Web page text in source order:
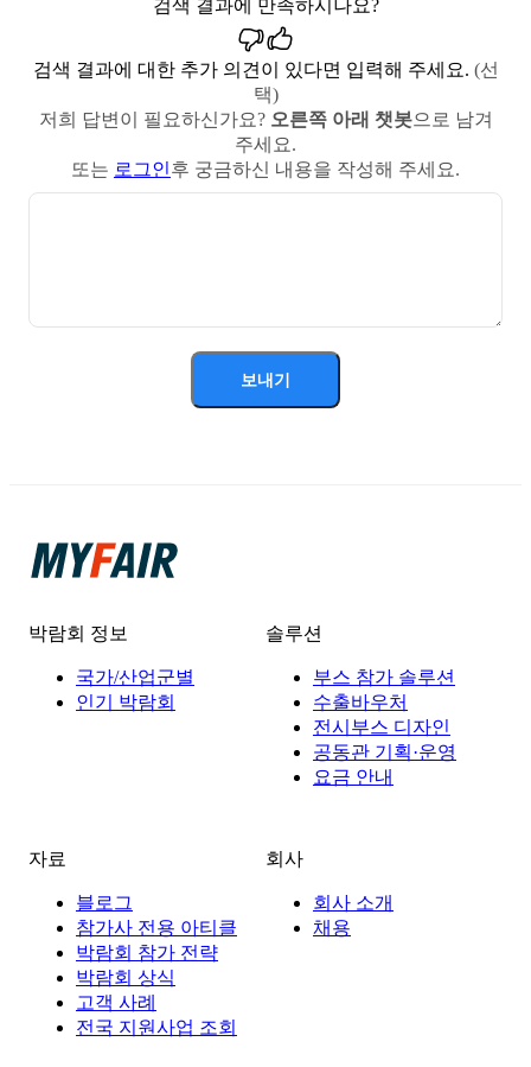
검색 결과에 만족하시나요?
검색 결과에 대한 추가 의견이 있다면 입력해 주세요. (선
택)
저희 답변이 필요하신가요? 오른쪽 아래 챗봇으로 남겨
주세요.
또는 로그인후 궁금하신 내용을 작성해 주세요.
보내기
박람회 정보
국가/산업군별
인기 박람회
솔루션
부스 참가 솔루션
수출바우처
전시부스 디자인
공동관 기획·운영
요금 안내
자료
블로그
참가사 전용 아티클
박람회 참가 전략
박람회 상식
고객 사례
전국 지원사업 조회
회사
회사 소개
채용